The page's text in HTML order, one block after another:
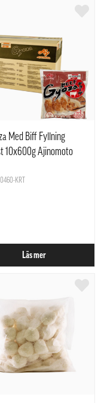
Med Biff Fyllning
10x600g Ajinomoto
KRT
Läs mer